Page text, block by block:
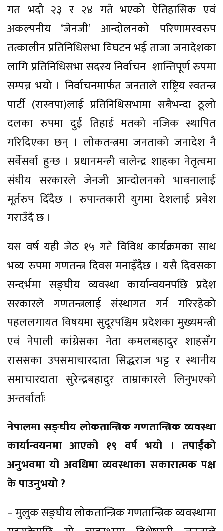
गत भदौ २३ र २४ गते भएको ऐतिहासिक एवं
अकल्पनीय ‘जेनजी’ आन्दोलनको परिणामस्वरुप
तत्कालीन प्रतिनिधिसभा विघटन भई ताजा जनादेशका
लागि प्रतिनिधिसभा सदस्य निर्वाचन शान्तिपूर्ण रुपमा
सम्पन्न भयो । निर्वाचनमार्फत जनताले राष्ट्रिय स्वतन्त्र
पार्टी (रास्वपा)लाई प्रतिनिधिसभामा सबैभन्दा ठूलो
दलका रुपमा दुई तिहाई मतको नजिक स्थापित
गरिदिएका छन् । लोकतन्त्रमा जनताको जनादेश नै
सर्वेसर्वा हुन्छ । प्रधानमन्त्री वालेन्द्र शाहका नेतृत्वमा
संघीय सरकारले जेनजी आन्दोलनको भावनालाई
मूर्तरुप दिँदैछ । रुपान्तकारी युगमा देशलाई प्रवेश
गराउँदै छ ।
यस वर्ष यही जेठ १५ गते विविध कार्यक्रमका साथ
भव्य रुपमा गणतन्त्र दिवस मनाइँदैछ । यसै दिवसका
सन्दर्भमा सङ्घीय व्यवस्था कार्यान्वयनपछि प्रदेश
सरकारले गणतन्त्रलाई संस्थागत गर्न गरिरहेको
पहललगायत विषयमा सुदूरपश्चिम प्रदेशका मुख्यमन्त्री
एवं नेपाली कांग्रेसका नेता कमलबहादुर शाहसँग
राससका उपसमाचारदाता सिद्धराज भट्ट र स्थानीय
समाचारदाता सुरेन्द्रबहादुर ताम्राकारले लिनुभएको
अन्तर्वार्ताः
नेपालमा सङ्घीय लोकतान्त्रिक गणतान्त्रिक व्यवस्था
कार्यान्वयनमा आएको १९ वर्ष भयो । तपाईंको
अनुभवमा यो अवधिमा व्यवस्थाका सकारात्मक पक्ष
के पाउनुभयो ?
– मुलुक सङ्घीय लोकतान्त्रिक गणतान्त्रिक व्यवस्थामा